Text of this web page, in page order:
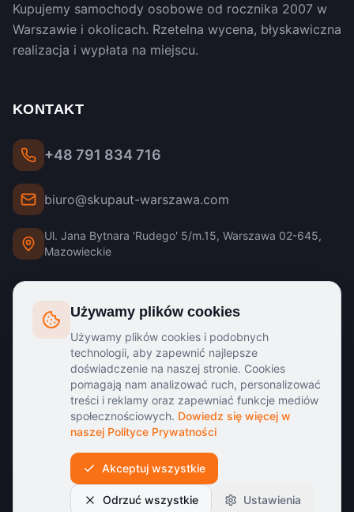
Używamy plików cookies
Używamy plików cookies i podobnych
technologii, aby zapewnić najlepsze
doświadczenie na naszej stronie. Cookies
pomagają nam analizować ruch, personalizować
treści i reklamy oraz zapewniać funkcje mediów
społecznościowych. Dowiedz się więcej w
naszej Polityce Prywatności
Akceptuj wszystkie
Odrzuć wszystkie Ustawienia
Kupujemy samochody osobowe od rocznika 2007 w
Warszawie i okolicach. Rzetelna wycena, błyskawiczna
realizacja i wypłata na miejscu.
KONTAKT
+48 791 834 716
biuro@skupaut-warszawa.com
Ul. Jana Bytnara 'Rudego' 5/m.15, Warszawa 02-645,
Mazowieckie
GODZINY PRACY
Poniedziałek - Piątek:8:00 - 20:00
Sobota:9:00 - 16:00
Niedziela:Zamknięte
Skup Aut Warszawa. Wszystkie prawa zastrzeżone.
O nasRegulaminPolityka prywatności
Wycena w 15 minut Zadzwoń